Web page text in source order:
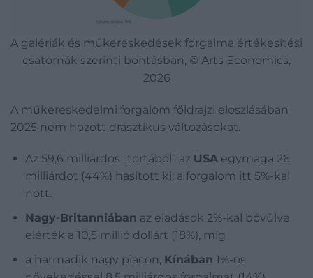
A galériák és műkereskedések forgalma értékesítési
csatornák szerinti bontásban, © Arts Economics,
2026
A műkereskedelmi forgalom földrajzi eloszlásában
2025 nem hozott drasztikus változásokat.
Az 59,6 milliárdos „tortából” az USAegymaga 26
milliárdot (44%) hasított ki; a forgalom itt 5%-kal
nőtt.
Nagy-Britanniában az eladások 2%-kal bővülve
elérték a 10,5 millió dollárt (18%), míg
a harmadik nagy piacon, Kínában 1%-os